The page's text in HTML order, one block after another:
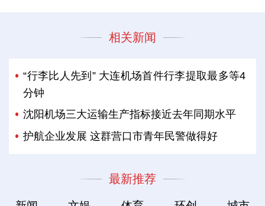
相关新闻
“行李比人先到” 大连机场首件行李提取最多等4
分钟
沈阳机场三大运输生产指标接近去年同期水平
护航企业发展 这群营口市青年民警做得好
最新推荐